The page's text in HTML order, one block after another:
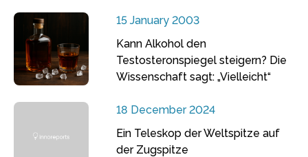
15 January 2003
Kann Alkohol den
Testosteronspiegel steigern? Die
Wissenschaft sagt: „Vielleicht“
18 December 2024
Ein Teleskop der Weltspitze auf
der Zugspitze